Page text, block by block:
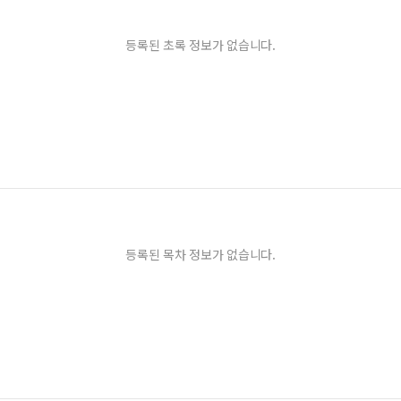
등록된 초록 정보가 없습니다.
등록된 목차 정보가 없습니다.